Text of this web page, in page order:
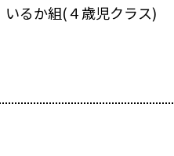
るか組(４歳児クラス)